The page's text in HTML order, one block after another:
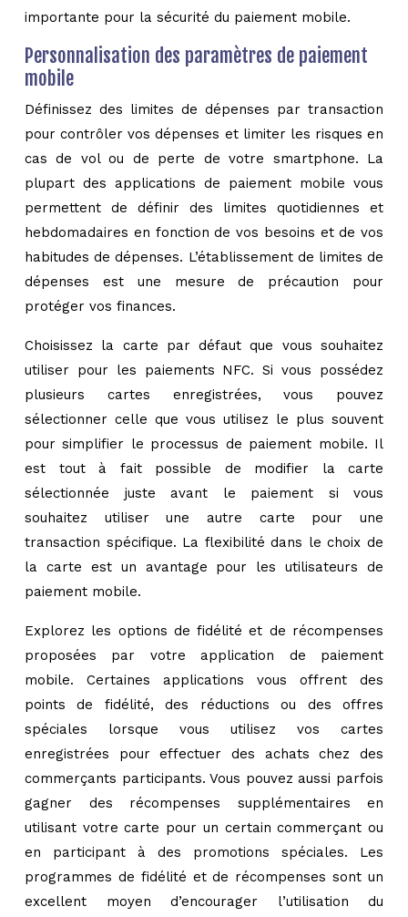
importante pour la sécurité du paiement mobile.
Personnalisation des paramètres de paiement
mobile
Définissez des limites de dépenses par transaction
pour contrôler vos dépenses et limiter les risques en
cas de vol ou de perte de votre smartphone. La
plupart des applications de paiement mobile vous
permettent de définir des limites quotidiennes et
hebdomadaires en fonction de vos besoins et de vos
habitudes de dépenses. L’établissement de limites de
dépenses est une mesure de précaution pour
protéger vos finances.
Choisissez la carte par défaut que vous souhaitez
utiliser pour les paiements NFC. Si vous possédez
plusieurs cartes enregistrées, vous pouvez
sélectionner celle que vous utilisez le plus souvent
pour simplifier le processus de paiement mobile. Il
est tout à fait possible de modifier la carte
sélectionnée juste avant le paiement si vous
souhaitez utiliser une autre carte pour une
transaction spécifique. La flexibilité dans le choix de
la carte est un avantage pour les utilisateurs de
paiement mobile.
Explorez les options de fidélité et de récompenses
proposées par votre application de paiement
mobile. Certaines applications vous offrent des
points de fidélité, des réductions ou des offres
spéciales lorsque vous utilisez vos cartes
enregistrées pour effectuer des achats chez des
commerçants participants. Vous pouvez aussi parfois
gagner des récompenses supplémentaires en
utilisant votre carte pour un certain commerçant ou
en participant à des promotions spéciales. Les
programmes de fidélité et de récompenses sont un
excellent moyen d’encourager l’utilisation du